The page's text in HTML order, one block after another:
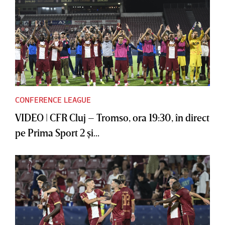
CONFERENCE LEAGUE
VIDEO | CFR Cluj – Tromso, ora 19:30, în direct
pe Prima Sport 2 şi...